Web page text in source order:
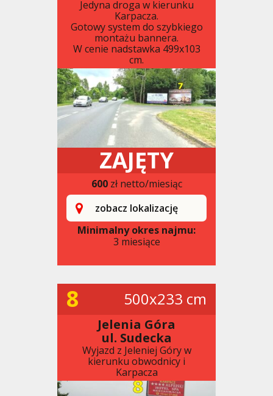
Jedyna droga w kierunku
Karpacza.
Gotowy system do szybkiego
montażu bannera.
W cenie nadstawka 499x103
cm.
ZAJĘTY
600zł netto/miesiąc
zobacz lokalizację
Minimalny okres najmu:
3 miesiące
8 500x233 cm
Jelenia Góra
ul. Sudecka
Wyjazd z Jeleniej Góry w
kierunku obwodnicy i
Karpacza